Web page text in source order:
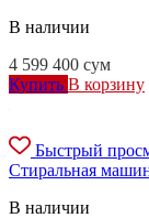
В наличии
4 599 400 сум
Купить В корзину
Быстрый
Стиральная
В наличии